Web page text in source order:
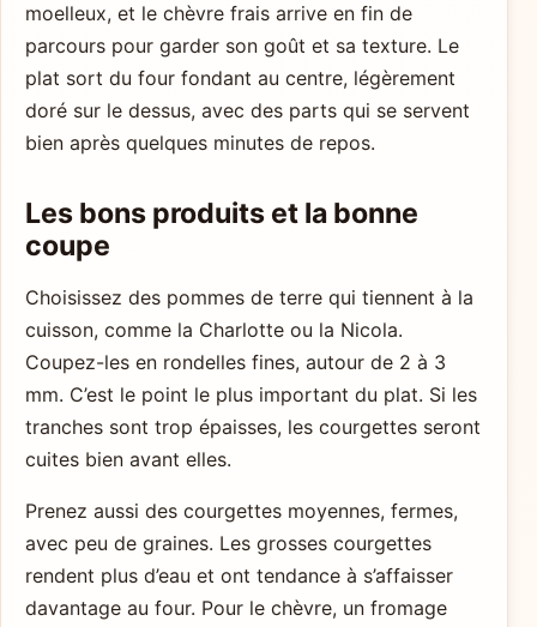
moelleux, et le chèvre frais arrive en fin de
parcours pour garder son goût et sa texture. Le
plat sort du four fondant au centre, légèrement
doré sur le dessus, avec des parts qui se servent
bien après quelques minutes de repos.
Les bons produits et la bonne
coupe
Choisissez des pommes de terre qui tiennent à la
cuisson, comme la Charlotte ou la Nicola.
Coupez-les en rondelles fines, autour de 2 à 3
mm. C’est le point le plus important du plat. Si les
tranches sont trop épaisses, les courgettes seront
cuites bien avant elles.
Prenez aussi des courgettes moyennes, fermes,
avec peu de graines. Les grosses courgettes
rendent plus d’eau et ont tendance à s’affaisser
davantage au four. Pour le chèvre, un fromage